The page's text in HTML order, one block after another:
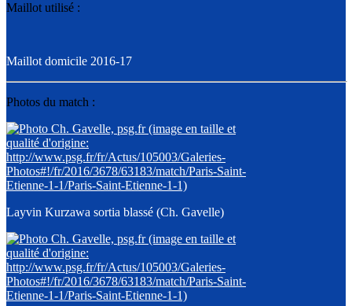
Maillot utilisé :
Maillot domicile 2016-17
Photos du match :
Layvin Kurzawa sortia blassé (Ch. Gavelle)